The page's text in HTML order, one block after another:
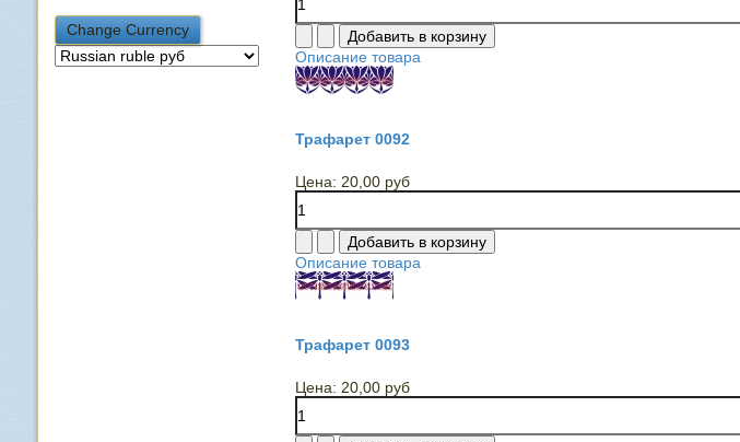
Описание товара
Трафарет 0092
Цена: 20,00 руб
Описание товара
Трафарет 0093
Цена: 20,00 руб